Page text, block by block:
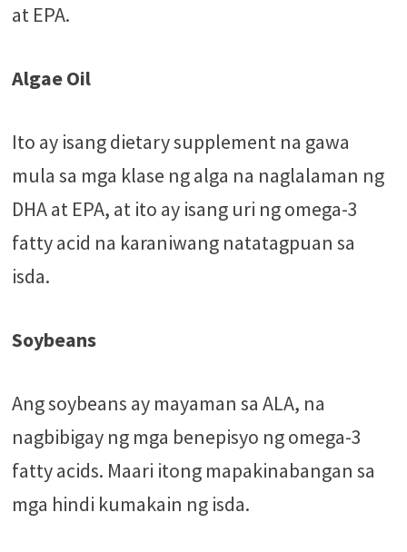
at EPA.
Algae Oil
Ito ay isang dietary supplement na gawa
mula sa mga klase ng alga na naglalaman ng
DHA at EPA, at ito ay isang uri ng omega-3
fatty acid na karaniwang natatagpuan sa
isda.
Soybeans
Ang soybeans ay mayaman sa ALA, na
nagbibigay ng mga benepisyo ng omega-3
fatty acids. Maari itong mapakinabangan sa
mga hindi kumakain ng isda.